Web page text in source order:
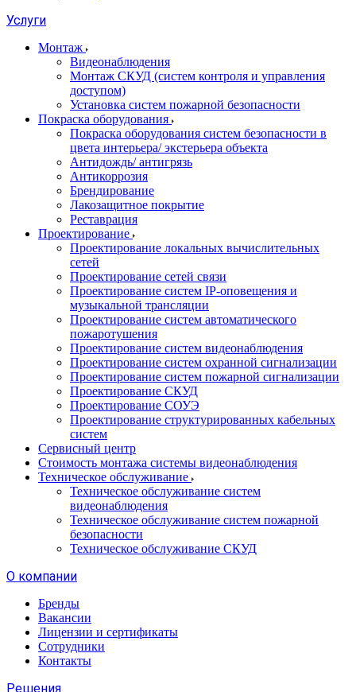
Услуги
Монтаж
Видеонаблюдения
Монтаж СКУД (систем контроля и управления
доступом)
Установка систем пожарной безопасности
Покраска оборудования
Покраска оборудования систем безопасности в
цвета интерьера/ экстерьера объекта
Антидождь/ антигрязь
Антикоррозия
Брендирование
Лакозащитное покрытие
Реставрация
Проектирование
Проектирование локальных вычислительных
сетей
Проектирование сетей связи
Проектирование систем IP-оповещения и
музыкальной трансляции
Проектирование систем автоматического
пожаротушения
Проектирование систем видеонаблюдения
Проектирование систем охранной сигнализации
Проектирование систем пожарной сигнализации
Проектирование СКУД
Проектирование СОУЭ
Проектирование структурированных кабельных
систем
Сервисный центр
Стоимость монтажа системы видеонаблюдения
Техническое обслуживание
Техническое обслуживание систем
видеонаблюдения
Техническое обслуживание систем пожарной
безопасности
Техническое обслуживание СКУД
О компании
Бренды
Вакансии
Лицензии и сертификаты
Сотрудники
Контакты
Решения